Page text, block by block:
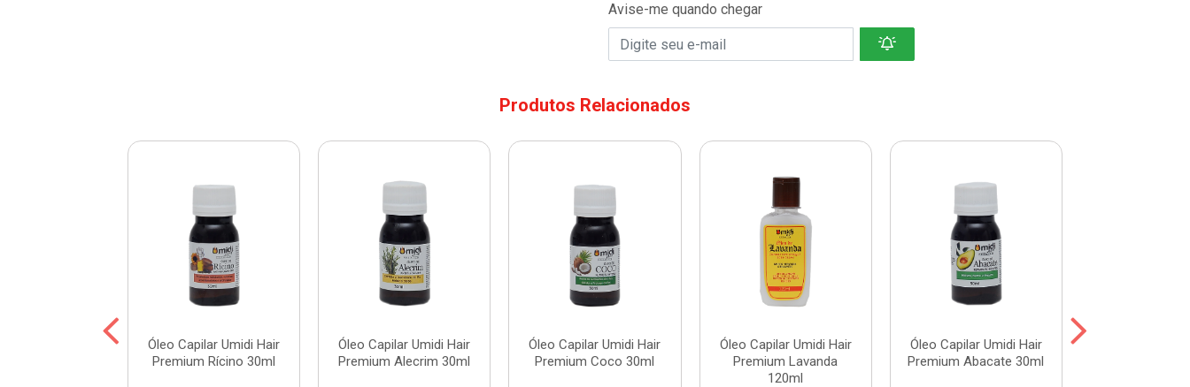
Avise-me quando chegar
Produtos Relacionados
Óleo Capilar Umidi Hair
Premium Rícino 30ml
Óleo Capilar Umidi Hair
Premium Alecrim 30ml
Óleo Capilar Umidi Hair
Premium Coco 30ml
Óleo Capilar Umidi Hair
Premium Lavanda
120ml
Óleo Capilar Umidi Hair
Premium Abacate 30ml